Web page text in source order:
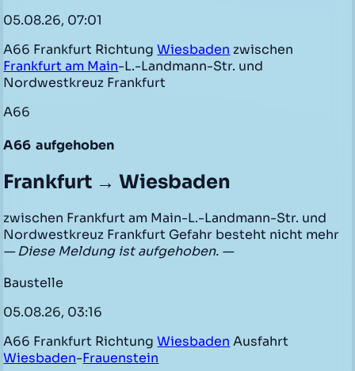
05.08.26, 07:01
A66 Frankfurt RichtungWiesbaden zwischen
Frankfurt am Main-L.-Landmann-Str. und
Nordwestkreuz Frankfurt
A66
A66 aufgehoben
Frankfurt → Wiesbaden
zwischen Frankfurt am Main-L.-Landmann-Str. und
Nordwestkreuz Frankfurt Gefahr besteht nicht mehr
— Diese Meldung ist aufgehoben. —
Baustelle
05.08.26, 03:16
A66 Frankfurt RichtungWiesbaden Ausfahrt
Wiesbaden-Frauenstein